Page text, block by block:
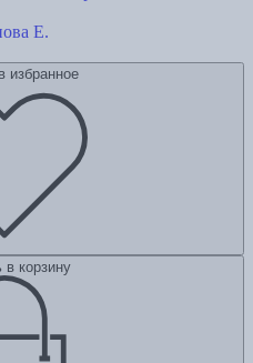
Е.
избранное
в корзину